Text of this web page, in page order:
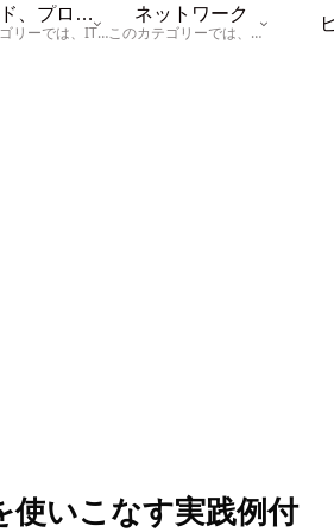
クラウド、プログラム
このカテゴリーでは、ITに関する基本的な情報として「ハードウェア、「サーバー」、「データベース、「ネットワーク」、「セキュリティ」、「プログラム」に関する情報を記載しています。
ネットワーク
このカテゴリーでは、「ネットワーク」に関する情報を記載しています。
使いこなす実践例付